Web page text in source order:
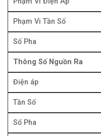
Phạm Vi Tần Số
Số Pha
Thông Số Nguồn Ra
Điện áp
Tần Số
Số Pha